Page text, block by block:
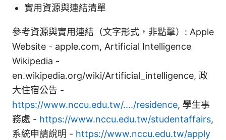
實用資源與連結清單
參考資源與實用連結（文字形式，非點擊）: Apple
Website - apple.com, Artificial Intelligence
Wikipedia -
en.wikipedia.org/wiki/Artificial_intelligence, 政
大住宿公告 -
https://www.nccu.edu.tw/..../residence, 學生事
務處 - https://www.nccu.edu.tw/studentaffairs,
系統申請說明 - https://www.nccu.edu.tw/apply